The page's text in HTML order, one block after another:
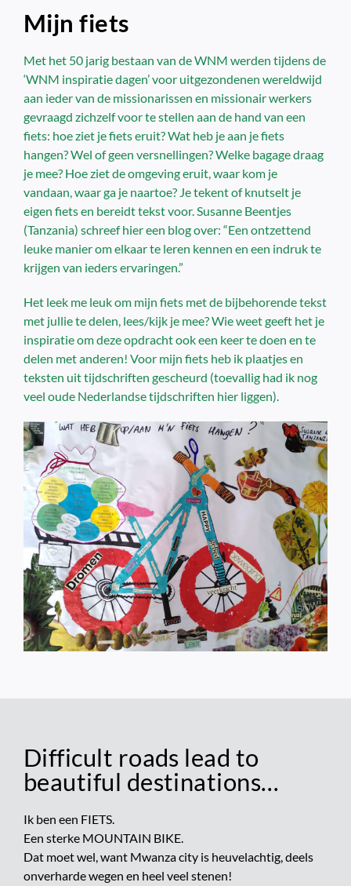
Mijn fiets
Met het 50 jarig bestaan van de WNM werden tijdens de
‘WNM inspiratie dagen’ voor uitgezondenen wereldwijd
aan ieder van de missionarissen en missionair werkers
gevraagd zichzelf voor te stellen aan de hand van een
fiets: hoe ziet je fiets eruit? Wat heb je aan je fiets
hangen? Wel of geen versnellingen? Welke bagage draag
je mee? Hoe ziet de omgeving eruit, waar kom je
vandaan, waar ga je naartoe? Je tekent of knutselt je
eigen fiets en bereidt tekst voor. Susanne Beentjes
(Tanzania) schreef hier een blog over: “Een ontzettend
leuke manier om elkaar te leren kennen en een indruk te
krijgen van ieders ervaringen.”
Het leek me leuk om mijn fiets met de bijbehorende tekst
met jullie te delen, lees/kijk je mee? Wie weet geeft het je
inspiratie om deze opdracht ook een keer te doen en te
delen met anderen! Voor mijn fiets heb ik plaatjes en
teksten uit tijdschriften gescheurd (toevallig had ik nog
veel oude Nederlandse tijdschriften hier liggen).
Difficult roads lead to
beautiful destinations…
Ik ben een FIETS.
Een sterke MOUNTAIN BIKE.
Dat moet wel, want Mwanza city is heuvelachtig, deels
onverharde wegen en heel veel stenen!